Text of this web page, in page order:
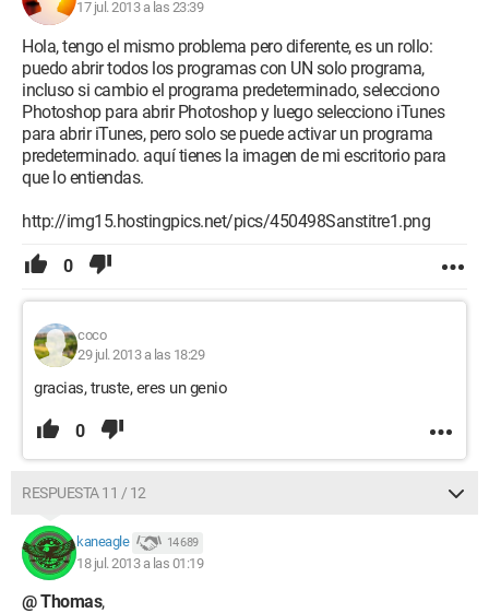
17 jul. 2013 a las 23:39
Hola, tengo el mismo problema pero diferente, es un rollo:
puedo abrir todos los programas con UN solo programa,
incluso si cambio el programa predeterminado, selecciono
Photoshop para abrir Photoshop y luego selecciono iTunes
para abrir iTunes, pero solo se puede activar un programa
predeterminado. aquí tienes la imagen de mi escritorio para
que lo entiendas.
http://img15.hostingpics.net/pics/450498Sanstitre1.png
0
coco
29 jul. 2013 a las 18:29
gracias, truste, eres un genio
0
RESPUESTA 11 / 12
kaneagle 14 689
18 jul. 2013 a las 01:19
@ Thomas,